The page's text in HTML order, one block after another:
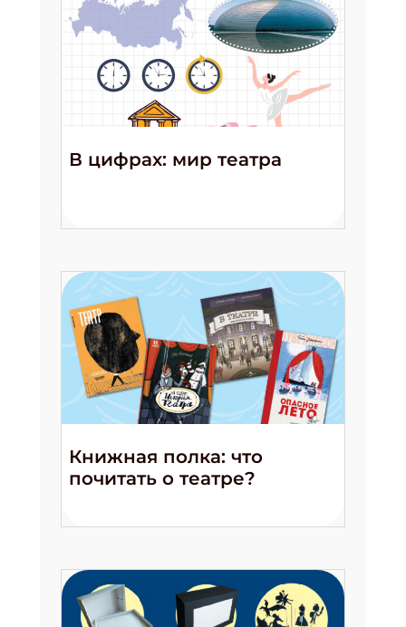
В цифрах: мир театра
Книжная полка: что
почитать о театре?